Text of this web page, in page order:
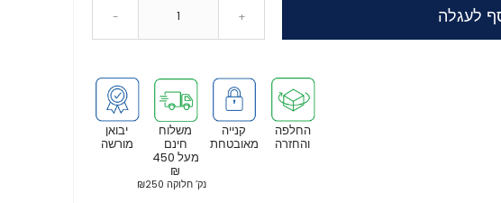
- + לעגלה
יבואן
מורשה
משלוח
חינם
מעל 450
₪
נק’ חלוקה ₪250
קנייה
מאובטחת
החלפה
והחזרה